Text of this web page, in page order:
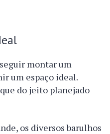
montar um
um espaço ideal.
do jeito planejado
os diversos barulhos